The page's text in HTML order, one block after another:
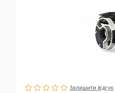
Залишити вiдгук